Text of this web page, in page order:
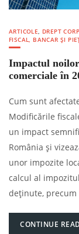
ARTICOLE, DREPT
FISCAL, BANCAR ȘI
Impactul
comerciale în
Cum sunt
Modificările
un impact
România și
unor impozite
calcul al
deținute,
CONTINUE